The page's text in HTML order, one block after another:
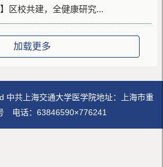
区校共建，全健康研究...
加载更多
中共上海交通大学医学院地址：上海市重
电话：63846590×776241